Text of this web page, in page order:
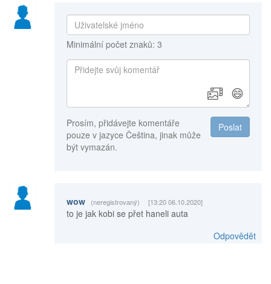
Minimální počet znaků: 3
😄
Poslat
Prosím, přidávejte komentáře
pouze v jazyce Čeština, jinak může
být vymazán.
wow (neregistrovaný) [13:20 06.10.2020]
to je jak kobi se přet haneli auta
Odpovědět